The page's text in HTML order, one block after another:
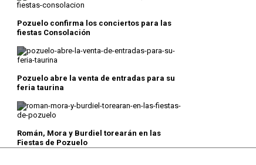
Pozuelo confirma los conciertos para las
fiestas Consolación
Pozuelo abre la venta de entradas para su
feria taurina
Román, Mora y Burdiel torearán en las
Fiestas de Pozuelo